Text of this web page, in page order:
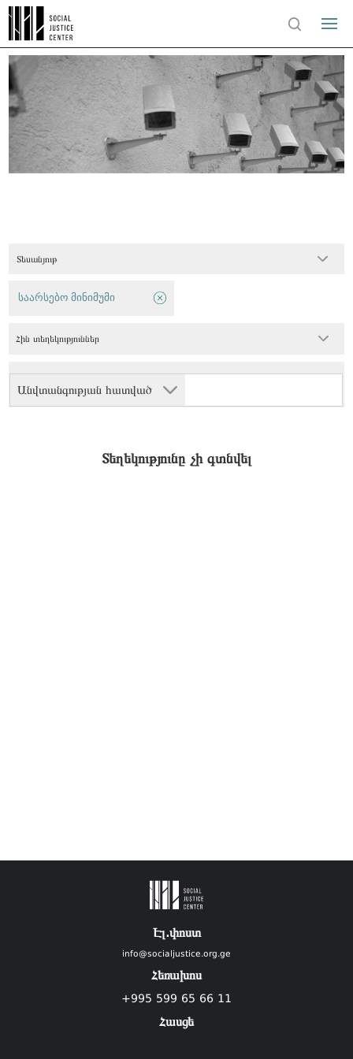
Տեսանյութ
Անվտանգության հատված
საარსებო მინიმუმი
Հին տեղեկություններ
Տեղեկությունը չի գտնվել
Էլ.փոստ
info@socialjustice.org.ge
Հեռախոս
+995 599 65 66 11
Հասցե